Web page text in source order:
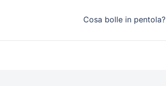
Cosa bolle in pentola?